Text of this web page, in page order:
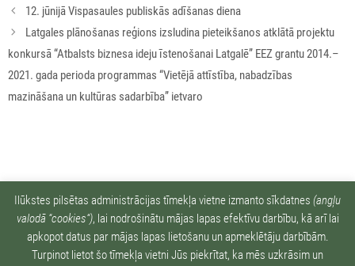
Rakstu
navigācija
12. jūnijā Vispasaules publiskās adīšanas diena
Latgales plānošanas reģions izsludina pieteikšanos atklātā projektu
konkursā “Atbalsts biznesa ideju īstenošanai Latgalē” EEZ grantu 2014.–
2021. gada perioda programmas “Vietējā attīstība, nabadzības
mazināšana un kultūras sadarbība” ietvaro
Ilūkstes pilsētas administrācijas tīmekļa vietne izmanto sīkdatnes (angļu
valodā “cookies“), lai nodrošinātu mājas lapas efektīvu darbību, kā arī lai
apkopot datus par mājas lapas lietošanu un apmeklētāju darbībām.
Turpinot lietot šo tīmekļa vietni Jūs piekrītat, ka mēs uzkrāsim un